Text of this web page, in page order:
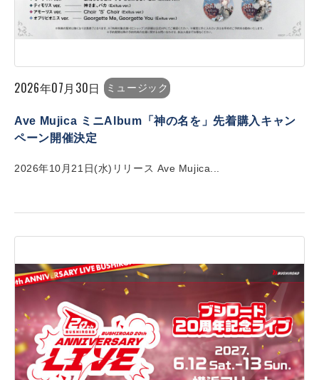
2026年07月30日 ミュージック
Ave Mujica ミニAlbum「神の名を」先着購入キャン
ペーン開催決定
2026年10月21日(水)リリース Ave Mujica...